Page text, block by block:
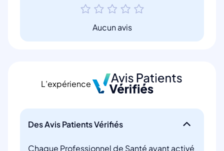
Aucun avis
L’expérience
Des Avis Patients Vérifiés
Chaque Professionnel de Santé ayant activé